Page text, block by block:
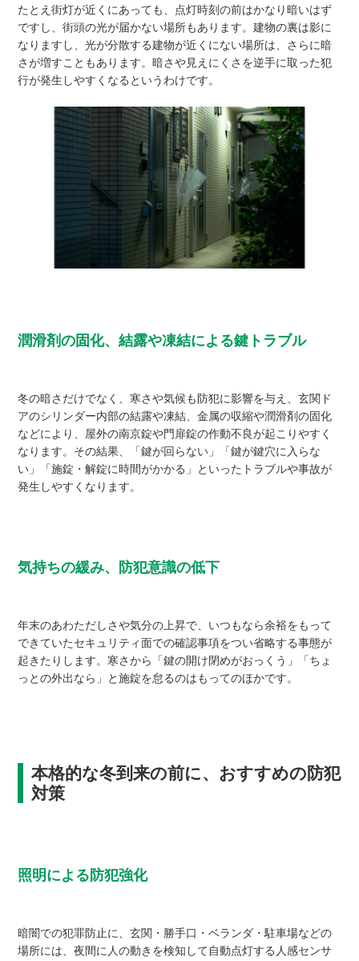
たとえ街灯が近くにあっても、点灯時刻の前はかなり暗いはず
ですし、街頭の光が届かない場所もあります。建物の裏は影に
なりますし、光が分散する建物が近くにない場所は、さらに暗
さが増すこともあります。暗さや見えにくさを逆手に取った犯
行が発生しやすくなるというわけです。
潤滑剤の固化、結露や凍結による鍵トラブル
冬の暗さだけでなく、寒さや気候も防犯に影響を与え、玄関ド
アのシリンダー内部の結露や凍結、金属の収縮や潤滑剤の固化
などにより、屋外の南京錠や門扉錠の作動不良が起こりやすく
なります。その結果、「鍵が回らない」「鍵が鍵穴に入らな
い」「施錠・解錠に時間がかかる」といったトラブルや事故が
発生しやすくなります。
気持ちの緩み、防犯意識の低下
年末のあわただしさや気分の上昇で、いつもなら余裕をもって
できていたセキュリティ面での確認事項をつい省略する事態が
起きたりします。寒さから「鍵の開け閉めがおっくう」「ちょ
っとの外出なら」と施錠を怠るのはもってのほかです。
本格的な冬到来の前に、おすすめの防犯
対策
照明による防犯強化
暗闇での犯罪防止に、玄関・勝手口・ベランダ・駐車場などの
場所には、夜間に人の動きを検知して自動点灯する人感センサ